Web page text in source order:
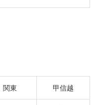
関東 甲信越